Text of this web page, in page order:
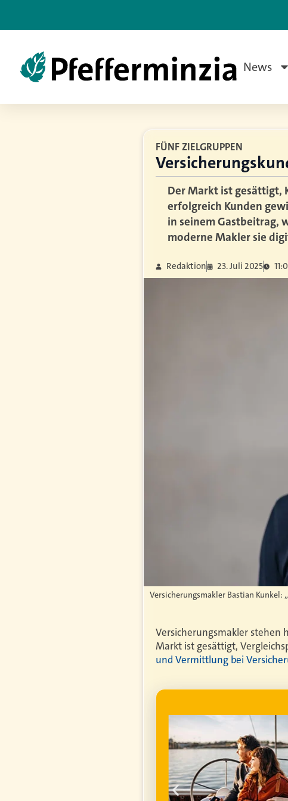
News
FÜNF ZIELGRUPPEN
Der Markt ist gesättigt,
erfolgreich Kunden
in seinem Gastbeitrag,
moderne Makler sie
Redaktion 23. Juli 2025
Versicherungsmakler Bastian Kunkel:
Versicherungsmakler stehen
Markt ist gesättigt,
und Vermittlung bei